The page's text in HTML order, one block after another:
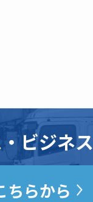
ビジネス
ちらから